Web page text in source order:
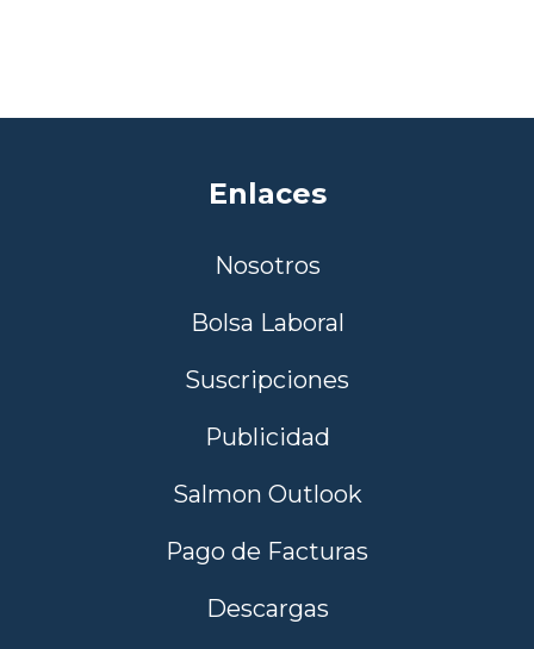
Enlaces
Nosotros
Bolsa Laboral
Suscripciones
Publicidad
Salmon Outlook
Pago de Facturas
Descargas